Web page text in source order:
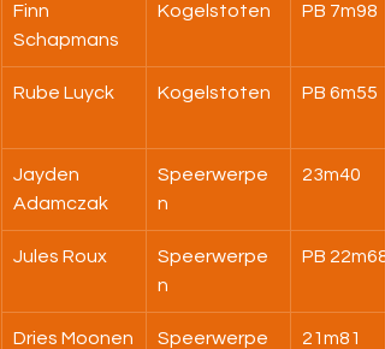
Finn
Schapmans
Kogelstoten PB 7m98
Rube Luyck Kogelstoten PB 6m55
Jayden
Adamczak
Speerwerpe
n
23m40
Jules Roux
Speerwerpe
n
PB 22m68
Dries Moonen
Speerwerpe
21m81